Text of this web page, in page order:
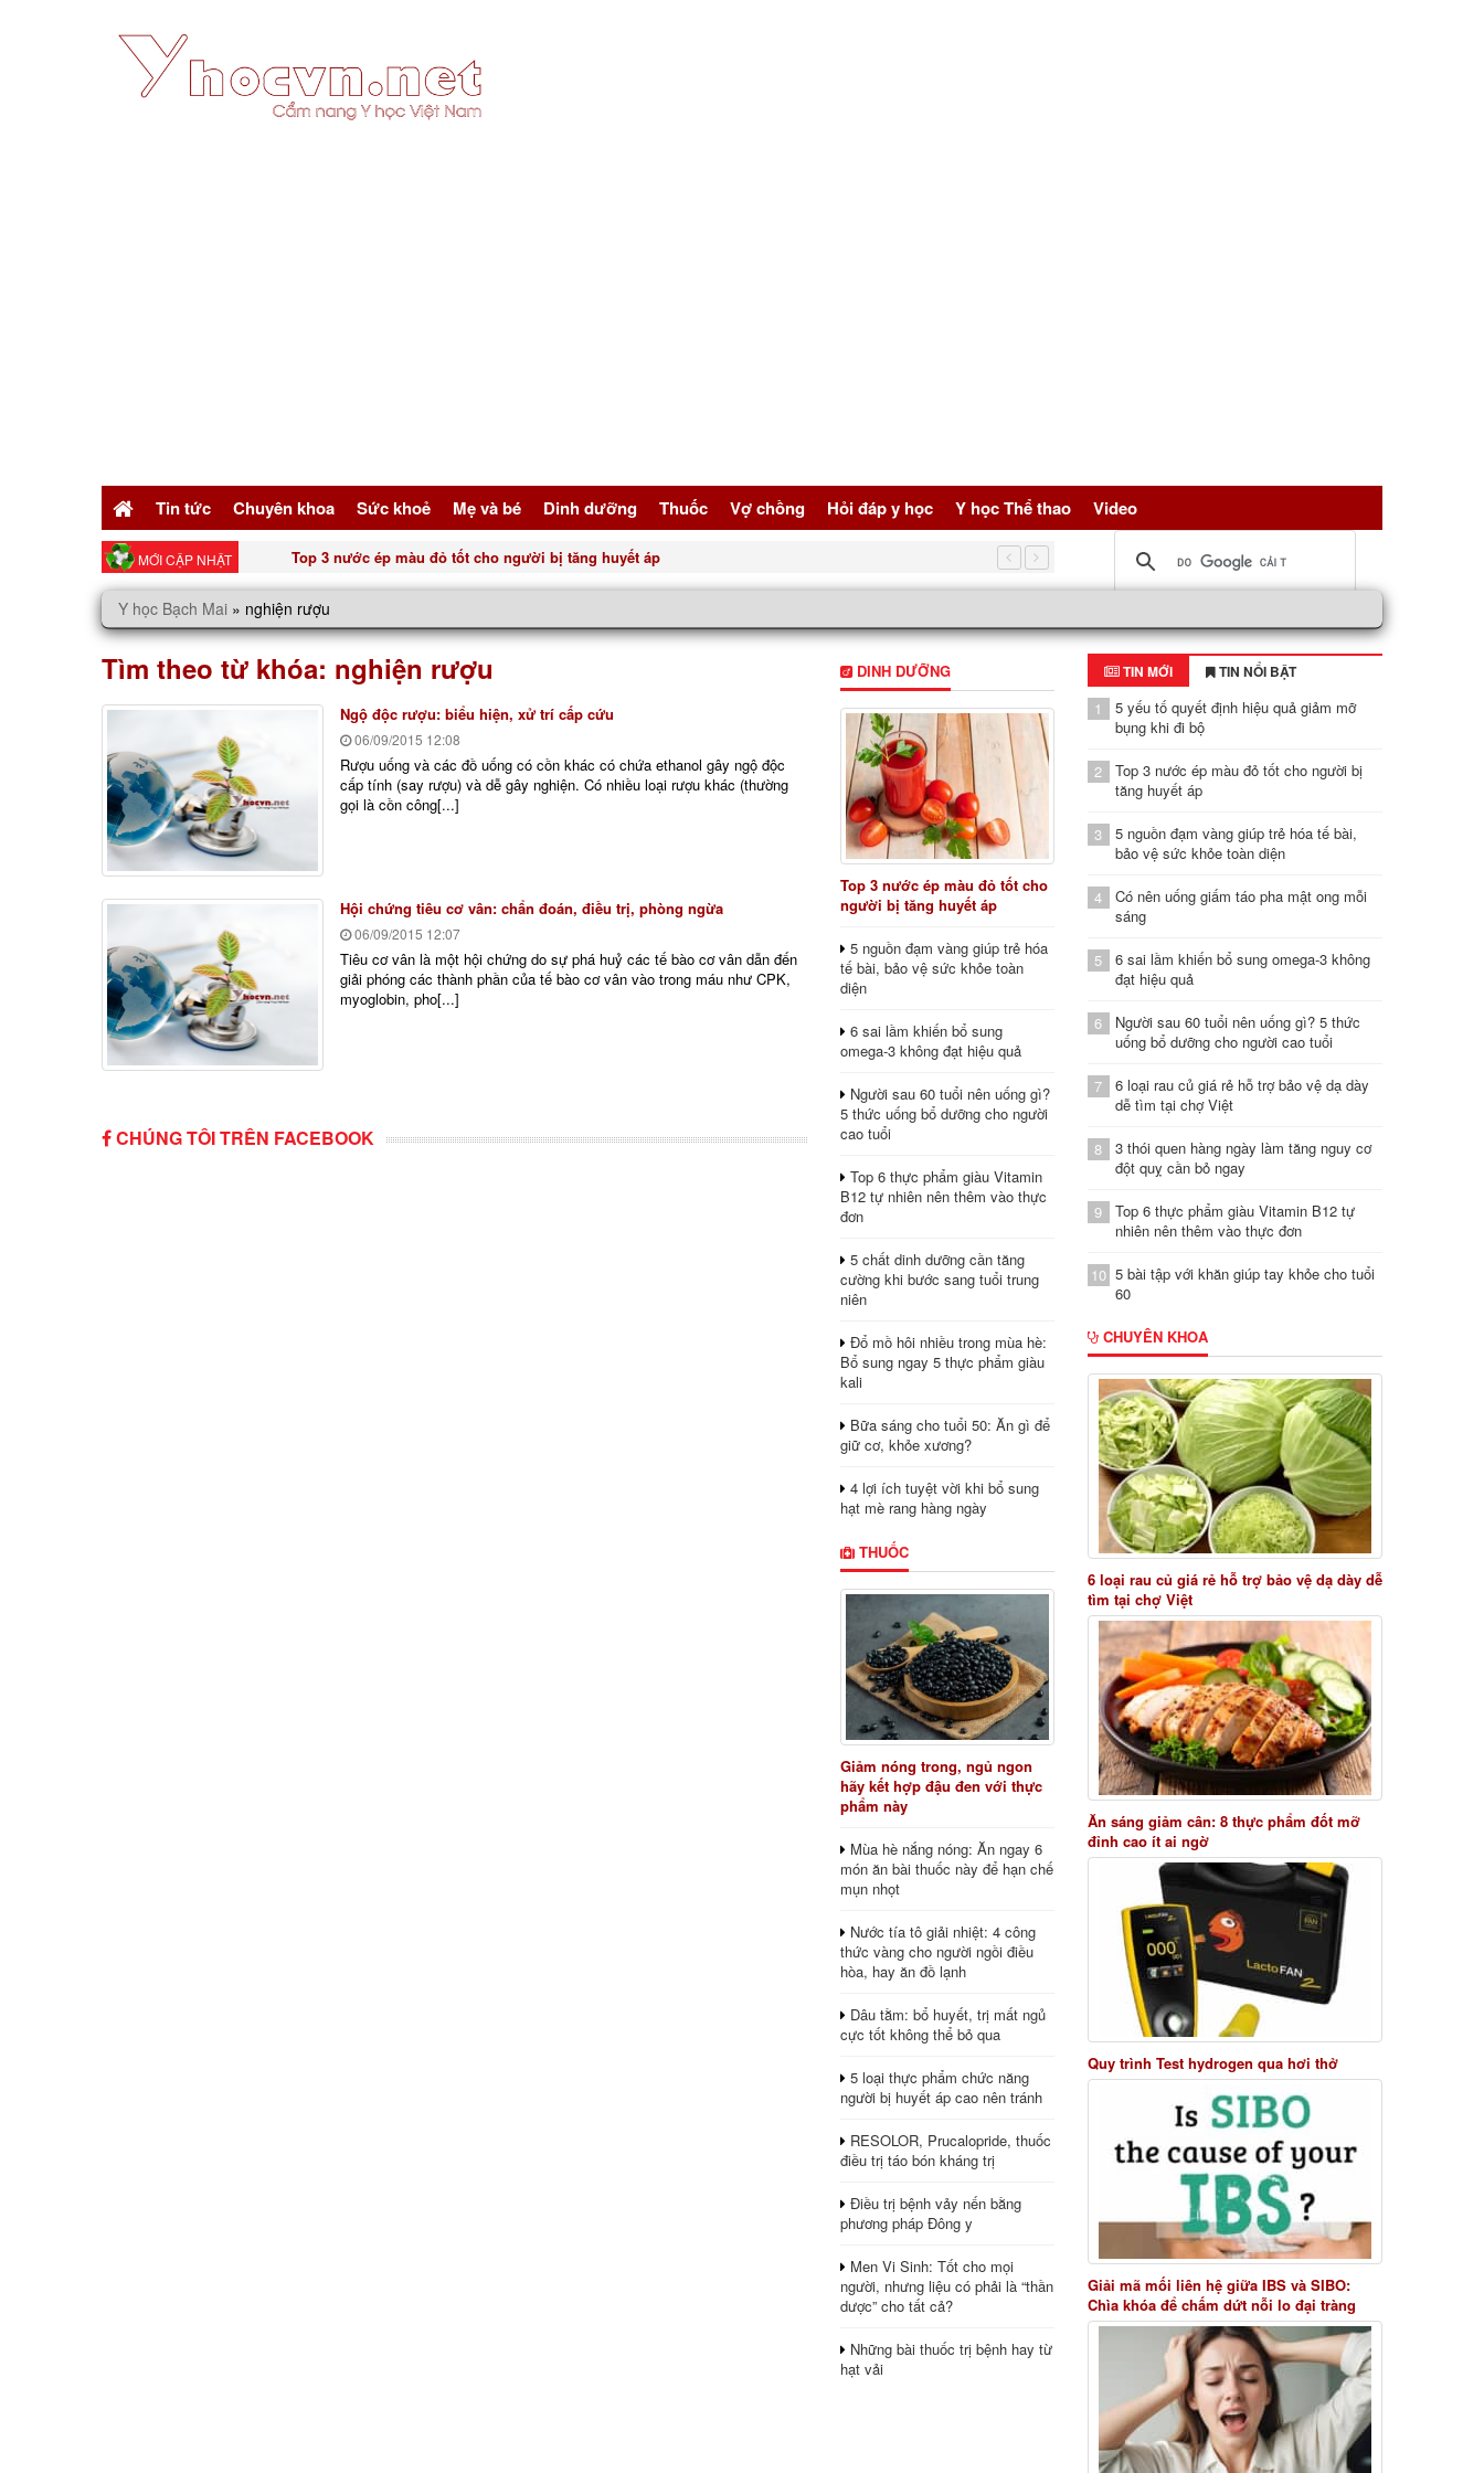
Tin tức Chuyên khoa Sức khoẻ Mẹ và bé Dinh dưỡng Thuốc Vợ chồng Hỏi đáp y học Y học Thể thao Video
MỚI CẬP NHẬT Top 3 nước ép màu đỏ tốt cho người bị tăng huyết áp 5 nguồn đạm vàng giúp trẻ hóa tế bài, bảo vệ sức khỏe toàn
Y học Bạch Mai » nghiện rượu
nghiện rượu
Tìm theo từ khóa:
Ngộ độc rượu: biểu hiện, xử trí cấp cứu
06/09/2015 12:08
Rượu uống và các đồ uống có cồn khác có chứa ethanol gây ngộ độc
cấp tính (say rượu) và dễ gây nghiện. Có nhiều loại rượu khác (thường
gọi là cồn công[...]
Hội chứng tiêu cơ vân: chẩn đoán, điều trị, phòng ngừa
06/09/2015 12:07
Tiêu cơ vân là một hội chứng do sự phá huỷ các tế bào cơ vân dẫn đến
giải phóng các thành phần của tế bào cơ vân vào trong máu như CPK,
myoglobin, pho[...]
CHÚNG TÔI TRÊN FACEBOOK
DINH DƯỠNG
Top 3 nước ép màu đỏ tốt cho
người bị tăng huyết áp
5 nguồn đạm vàng giúp trẻ hóa
tế bài, bảo vệ sức khỏe toàn
diện
6 sai lầm khiến bổ sung
omega-3 không đạt hiệu quả
Người sau 60 tuổi nên uống gì?
5 thức uống bổ dưỡng cho người
cao tuổi
Top 6 thực phẩm giàu Vitamin
B12 tự nhiên nên thêm vào thực
đơn
5 chất dinh dưỡng cần tăng
cường khi bước sang tuổi trung
niên
Đổ mồ hôi nhiều trong mùa hè:
Bổ sung ngay 5 thực phẩm giàu
kali
Bữa sáng cho tuổi 50: Ăn gì để
giữ cơ, khỏe xương?
4 lợi ích tuyệt vời khi bổ sung
hạt mè rang hàng ngày
THUỐC
Giảm nóng trong, ngủ ngon
hãy kết hợp đậu đen với thực
phẩm này
Mùa hè nắng nóng: Ăn ngay 6
món ăn bài thuốc này để hạn chế
mụn nhọt
Nước tía tô giải nhiệt: 4 công
thức vàng cho người ngồi điều
hòa, hay ăn đồ lạnh
Dâu tằm: bổ huyết, trị mất ngủ
cực tốt không thể bỏ qua
5 loại thực phẩm chức năng
người bị huyết áp cao nên tránh
RESOLOR, Prucalopride, thuốc
điều trị táo bón kháng trị
Điều trị bệnh vảy nến bằng
phương pháp Đông y
Men Vi Sinh: Tốt cho mọi
người, nhưng liệu có phải là “thần
dược” cho tất cả?
Những bài thuốc trị bệnh hay từ
hạt vải
TIN MỚI TIN NỔI BẬT
1
5 yếu tố quyết định hiệu quả giảm mỡ
bụng khi đi bộ
2
Top 3 nước ép màu đỏ tốt cho người bị
tăng huyết áp
3
5 nguồn đạm vàng giúp trẻ hóa tế bài,
bảo vệ sức khỏe toàn diện
4
Có nên uống giấm táo pha mật ong mỗi
sáng
5
6 sai lầm khiến bổ sung omega-3 không
đạt hiệu quả
6
Người sau 60 tuổi nên uống gì? 5 thức
uống bổ dưỡng cho người cao tuổi
7
6 loại rau củ giá rẻ hỗ trợ bảo vệ dạ dày
dễ tìm tại chợ Việt
8
3 thói quen hàng ngày làm tăng nguy cơ
đột quỵ cần bỏ ngay
9
Top 6 thực phẩm giàu Vitamin B12 tự
nhiên nên thêm vào thực đơn
10 5 bài tập với khăn giúp tay khỏe cho tuổi
60
CHUYÊN KHOA
6 loại rau củ giá rẻ hỗ trợ bảo vệ dạ dày dễ
tìm tại chợ Việt
Ăn sáng giảm cân: 8 thực phẩm đốt mỡ
đỉnh cao ít ai ngờ
Quy trình Test hydrogen qua hơi thở
Giải mã mối liên hệ giữa IBS và SIBO:
Chìa khóa để chấm dứt nỗi lo đại tràng